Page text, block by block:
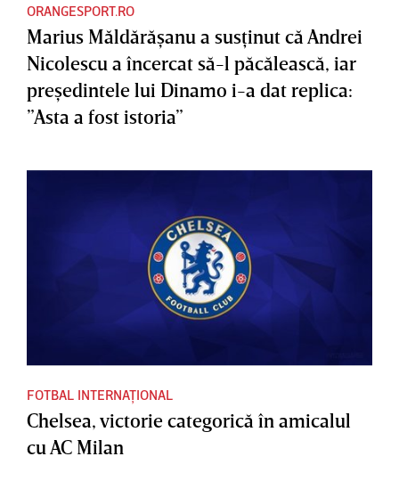
ORANGESPORT.RO
Marius Măldărăşanu a susţinut că Andrei
Nicolescu a încercat să-l păcălească, iar
preşedintele lui Dinamo i-a dat replica:
”Asta a fost istoria”
FOTBAL INTERNAȚIONAL
Chelsea, victorie categorică în amicalul
cu AC Milan